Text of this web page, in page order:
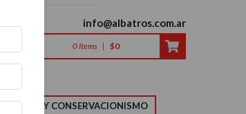
info@albatros.com.ar
0 Items | $0
Y CONSERVACIONISMO